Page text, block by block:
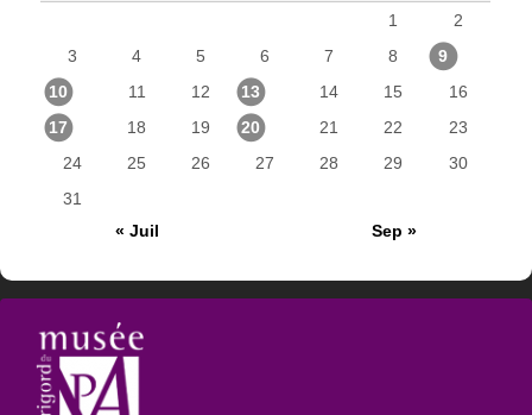
1
2
3
4 5 6 7 8
9
10
11 12 13 14 15
16
17
18 19 20 21 22
23
24
25 26 27 28 29
30
31
« Juil
Sep »